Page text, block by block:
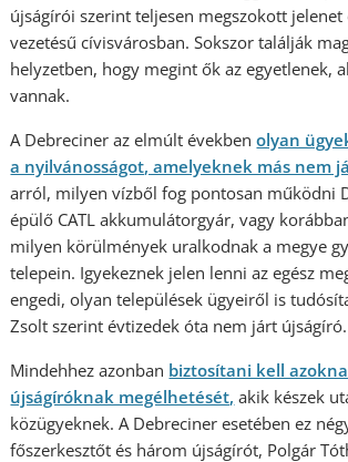
újságírói szerint teljesen megszokott jelenet
vezetésű cívisvárosban. Sokszor találják
helyzetben, hogy megint ők az egyetlenek,
vannak.
A Debreciner az elmúlt évekbenolyan
a nyilvánosságot, amelyeknek más nem
arról, milyen vízből fog pontosan működni
épülő CATL akkumulátorgyár, vagy
milyen körülmények uralkodnak a megye
telepein. Igyekeznek jelen lenni az egész
engedi, olyan települések ügyeiről is
Zsolt szerint évtizedek óta nem járt újságíró.
Mindehhez azonban biztosítani kell
újságíróknak megélhetését, akik készek
közügyeknek. A Debreciner esetében ez
főszerkesztőt és három újságírót, Polgár